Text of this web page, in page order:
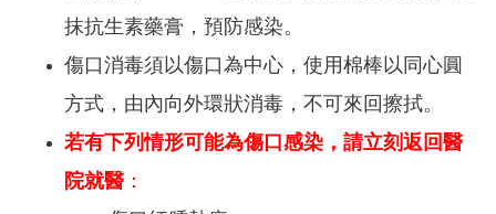
抹抗生素藥膏，預防感染。
傷口消毒須以傷口為中心，使用棉棒以同心圓
方式，由內向外環狀消毒，不可來回擦拭。
若有下列情形可能為傷口感染，請立刻返回醫
院就醫 ：